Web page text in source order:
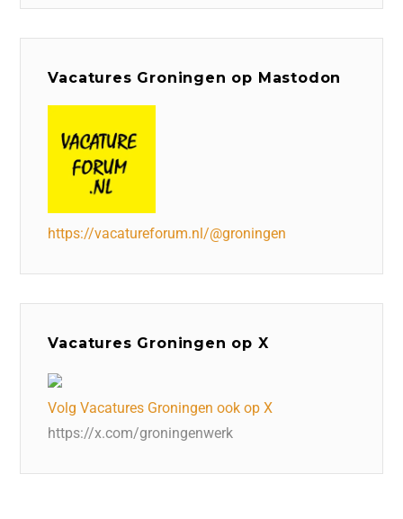
Vacatures Groningen op Mastodon
https://vacatureforum.nl/@groningen
Vacatures Groningen op X
Volg Vacatures Groningen ook op X
https://x.com/groningenwerk